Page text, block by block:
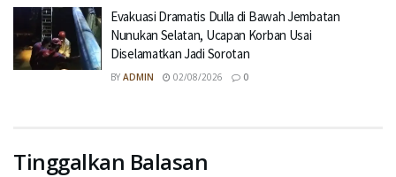
Evakuasi Dramatis Dulla di Bawah Jembatan
Nunukan Selatan, Ucapan Korban Usai
Diselamatkan Jadi Sorotan
BY ADMIN 02/08/2026 0
Tinggalkan Balasan